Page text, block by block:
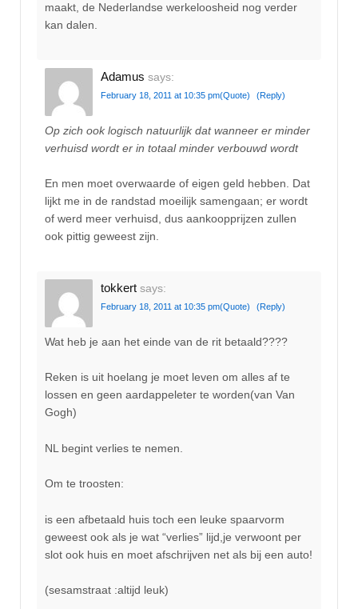
maakt, de Nederlandse werkeloosheid nog verder
kan dalen.
Adamus says:
February 18, 2011 at 10:35 pm(Quote) (Reply)
Op zich ook logisch natuurlijk dat wanneer er minder
verhuisd wordt er in totaal minder verbouwd wordt
En men moet overwaarde of eigen geld hebben. Dat
lijkt me in de randstad moeilijk samengaan; er wordt
of werd meer verhuisd, dus aankoopprijzen zullen
ook pittig geweest zijn.
tokkert says:
February 18, 2011 at 10:35 pm(Quote) (Reply)
Wat heb je aan het einde van de rit betaald????
Reken is uit hoelang je moet leven om alles af te
lossen en geen aardappeleter te worden(van Van
Gogh)
NL begint verlies te nemen.
Om te troosten:
is een afbetaald huis toch een leuke spaarvorm
geweest ook als je wat “verlies” lijd,je verwoont per
slot ook huis en moet afschrijven net als bij een auto!
(sesamstraat :altijd leuk)